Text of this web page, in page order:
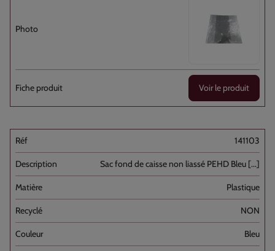
Voir le produit
141103
Sac fond de caisse non liassé PEHD Bleu [...]
Plastique
NON
Bleu